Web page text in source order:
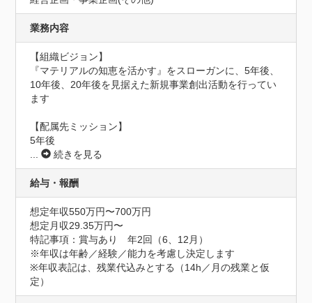
業務内容
【組織ビジョン】
『マテリアルの知恵を活かす』をスローガンに、5年後、
10年後、20年後を見据えた新規事業創出活動を行ってい
ます
【配属先ミッション】
5年後
...
続きを見る
給与・報酬
想定年収550万円〜700万円
想定月収29.35万円〜
特記事項：賞与あり　年2回（6、12月）
※年収は年齢／経験／能力を考慮し決定します
※年収表記は、残業代込みとする（14h／月の残業と仮
定）